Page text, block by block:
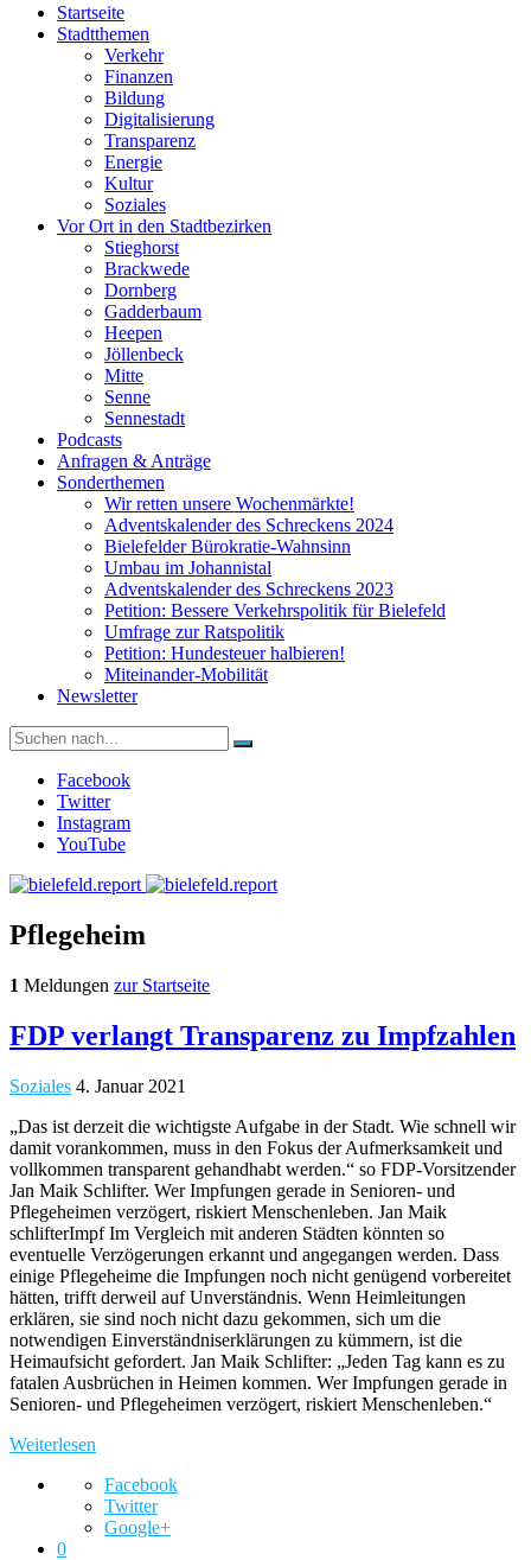
Startseite
Stadtthemen
Verkehr
Finanzen
Bildung
Digitalisierung
Transparenz
Energie
Kultur
Soziales
Vor Ort in den Stadtbezirken
Stieghorst
Brackwede
Dornberg
Gadderbaum
Heepen
Jöllenbeck
Mitte
Senne
Sennestadt
Podcasts
Anfragen & Anträge
Sonderthemen
Wir retten unsere Wochenmärkte!
Adventskalender des Schreckens 2024
Bielefelder Bürokratie-Wahnsinn
Umbau im Johannistal
Adventskalender des Schreckens 2023
Petition: Bessere Verkehrspolitik für Bielefeld​​
Umfrage zur Ratspolitik
Petition: Hundesteuer halbieren!
Miteinander-Mobilität
Newsletter
Suche
nach:
Facebook
Twitter
Instagram
YouTube
Pflegeheim
1 Meldungen zur Startseite
FDP verlangt Transparenz zu Impfzahlen
Soziales 4. Januar 2021
„Das ist derzeit die wichtigste Aufgabe in der Stadt. Wie schnell wir
damit vorankommen, muss in den Fokus der Aufmerksamkeit und
vollkommen transparent gehandhabt werden.“ so FDP-Vorsitzender
Jan Maik Schlifter. Wer Impfungen gerade in Senioren- und
Pflegeheimen verzögert, riskiert Menschenleben. Jan Maik
schlifterImpf Im Vergleich mit anderen Städten könnten so
eventuelle Verzögerungen erkannt und angegangen werden. Dass
einige Pflegeheime die Impfungen noch nicht genügend vorbereitet
hätten, trifft derweil auf Unverständnis. Wenn Heimleitungen
erklären, sie sind noch nicht dazu gekommen, sich um die
notwendigen Einverständniserklärungen zu kümmern, ist die
Heimaufsicht gefordert. Jan Maik Schlifter: „Jeden Tag kann es zu
fatalen Ausbrüchen in Heimen kommen. Wer Impfungen gerade in
Senioren- und Pflegeheimen verzögert, riskiert Menschenleben.“
Weiterlesen
Facebook
Twitter
Google+
0